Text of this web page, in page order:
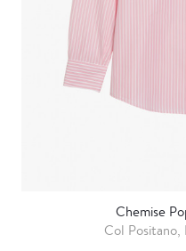
Chemise
Col Positano,